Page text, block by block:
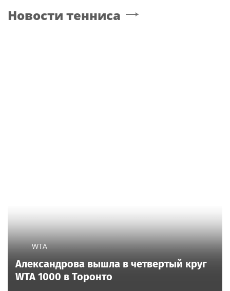
Новости тенниса
WTA
Александрова вышла в четвертый круг
WTA 1000 в Торонто